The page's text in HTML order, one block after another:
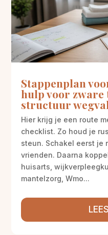
Stappenplan
hulp voor zware
structuur
Hier krijg je een route
checklist. Zo houd je
steun. Schakel eerst je
vrienden. Daarna
huisarts,
mantelzorg, Wmo...